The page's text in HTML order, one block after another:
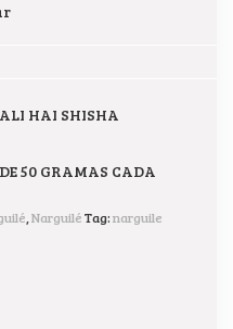
HAI SHISHA
50 GRAMAS CADA
NarguiléTag:narguile